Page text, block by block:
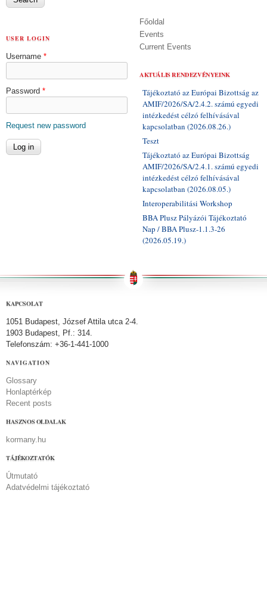
USER LOGIN
Username *
Password *
Request new password
Főoldal
Events
Current Events
AKTUÁLIS RENDEZVÉNYEINK
Tájékoztató az Európai Bizottság az
AMIF/2026/SA/2.4.2. számú egyedi
intézkedést célzó felhívásával
kapcsolatban (2026.08.26.)
Teszt
Tájékoztató az Európai Bizottság
AMIF/2026/SA/2.4.1. számú egyedi
intézkedést célzó felhívásával
kapcsolatban (2026.08.05.)
Interoperabilitási Workshop
BBA Plusz Pályázói Tájékoztató
Nap / BBA Plusz-1.1.3-26
(2026.05.19.)
KAPCSOLAT
1051 Budapest, József Attila utca 2-4.
1903 Budapest, Pf.: 314.
Telefonszám: +36-1-441-1000
NAVIGATION
Glossary
Honlaptérkép
Recent posts
HASZNOS OLDALAK
kormany.hu
TÁJÉKOZTATÓK
Útmutató
Adatvédelmi tájékoztató